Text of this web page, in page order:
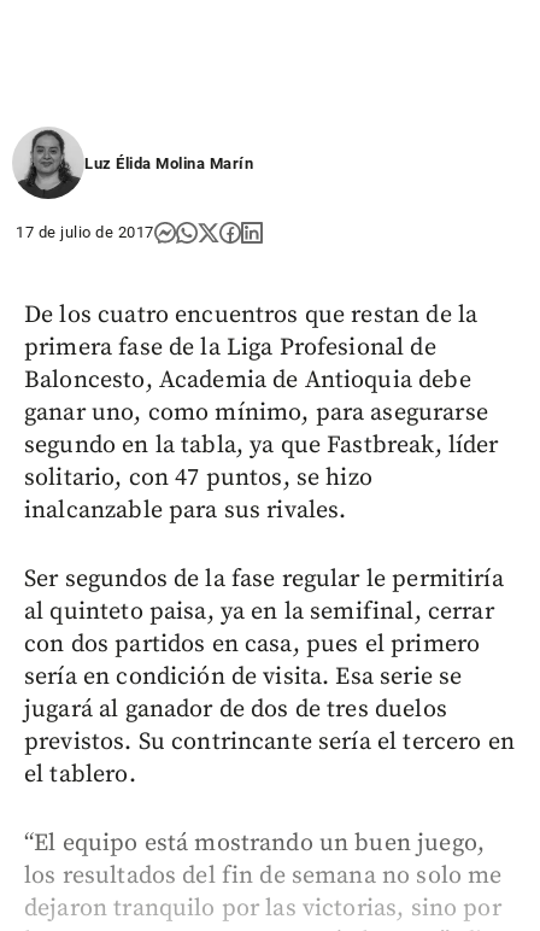
Luz Élida Molina Marín
17 de julio de 2017
De los cuatro encuentros que restan de la
primera fase de la Liga Profesional de
Baloncesto, Academia de Antioquia debe
ganar uno, como mínimo, para asegurarse
segundo en la tabla, ya que Fastbreak, líder
solitario, con 47 puntos, se hizo
inalcanzable para sus rivales.
Ser segundos de la fase regular le permitiría
al quinteto paisa, ya en la semifinal, cerrar
con dos partidos en casa, pues el primero
sería en condición de visita. Esa serie se
jugará al ganador de dos de tres duelos
previstos. Su contrincante sería el tercero en
el tablero.
“El equipo está mostrando un buen juego,
los resultados del fin de semana no solo me
dejaron tranquilo por las victorias, sino por